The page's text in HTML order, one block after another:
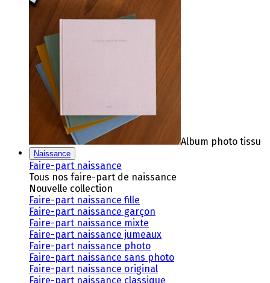
Album photo tissu
Naissance
Faire-part naissance
Tous nos faire-part de naissance
Nouvelle collection
Faire-part naissance fille
Faire-part naissance garçon
Faire-part naissance mixte
Faire-part naissance jumeaux
Faire-part naissance photo
Faire-part naissance sans photo
Faire-part naissance original
Faire-part naissance classique